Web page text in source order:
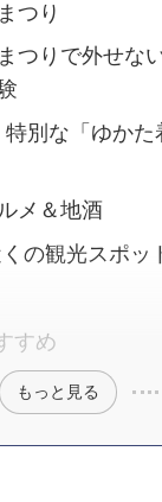
つり
つりで外せな
別な「ゆかた
メ＆地酒
の観光スポッ
すめ
もっと見る